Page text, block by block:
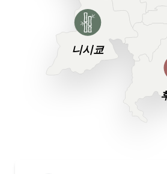
니시쿄